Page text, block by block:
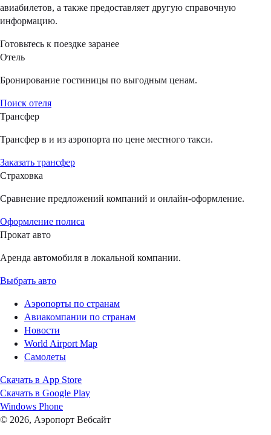
авиабилетов, а также предоставляет другую справочную
информацию.
Готовьтесь к поездке заранее
Отель
Бронирование гостиницы по выгодным ценам.
Поиск отеля
Трансфер
Трансфер в и из аэропорта по цене местного такси.
Заказать трансфер
Страховка
Сравнение предложений компаний и онлайн-оформление.
Оформление полиса
Прокат авто
Аренда автомобиля в локальной компании.
Выбрать авто
Аэропорты по странам
Авиакомпании по странам
Новости
World Airport Map
Самолеты
Скачать в App Store
Скачать в Google Play
Windows Phone
© 2026, Аэропорт Вебсайт